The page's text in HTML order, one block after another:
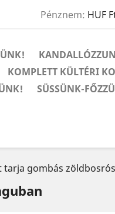
Pénznem: HUF
KOMPLETT KÜLTÉRI
SÜSSÜNK-
tarja gombás